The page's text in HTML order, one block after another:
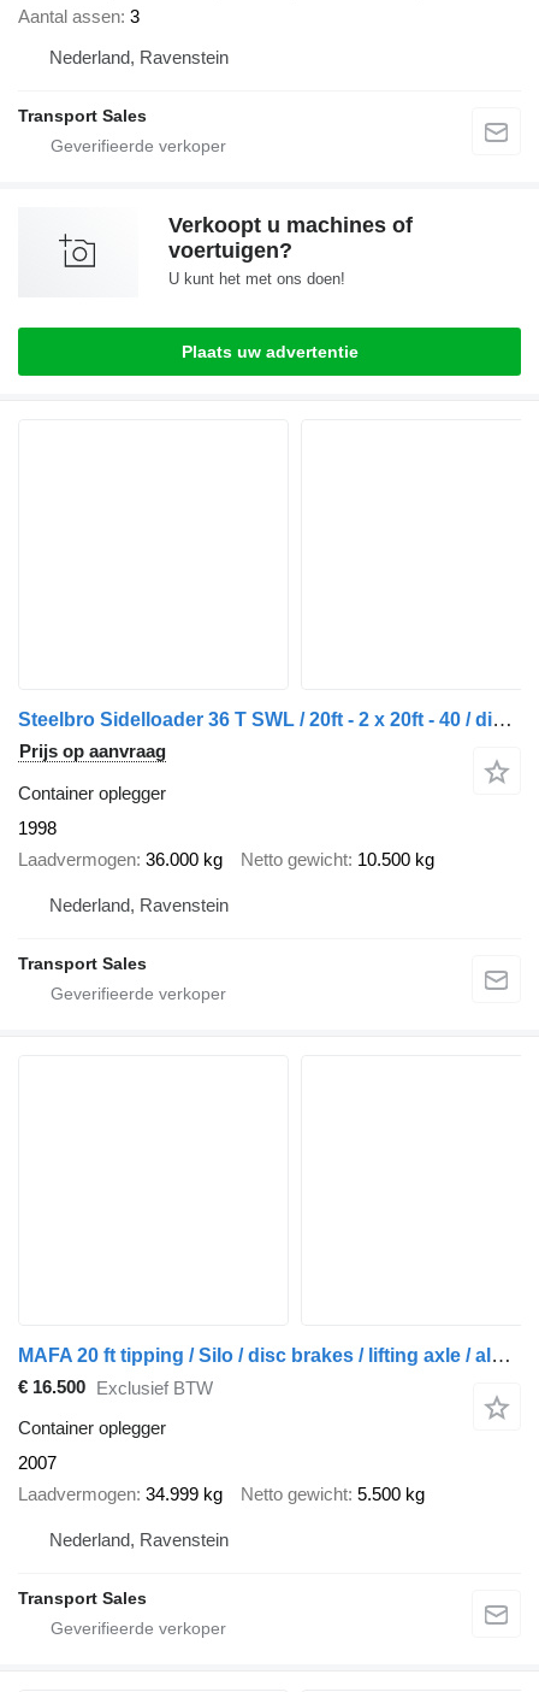
Aantal assen 3
Nederland, Ravenstein
Transport Sales
Verkoopt u machines of
voertuigen?
U kunt het met ons doen!
Plaats uw advertentie
Steelbro Sidelloader 36 T SWL / 20ft - 2 x 20ft - 40 / diesel Power pack
Prijs op aanvraag
Container oplegger
1998
Laadvermogen 36.000 kg Netto gewicht 10.500 kg
Nederland, Ravenstein
Transport Sales
MAFA 20 ft tipping / Silo / disc brakes / lifting axle / alcoa wheels
€ 16.500 Exclusief BTW
Container oplegger
2007
Laadvermogen 34.999 kg Netto gewicht 5.500 kg
Nederland, Ravenstein
Transport Sales